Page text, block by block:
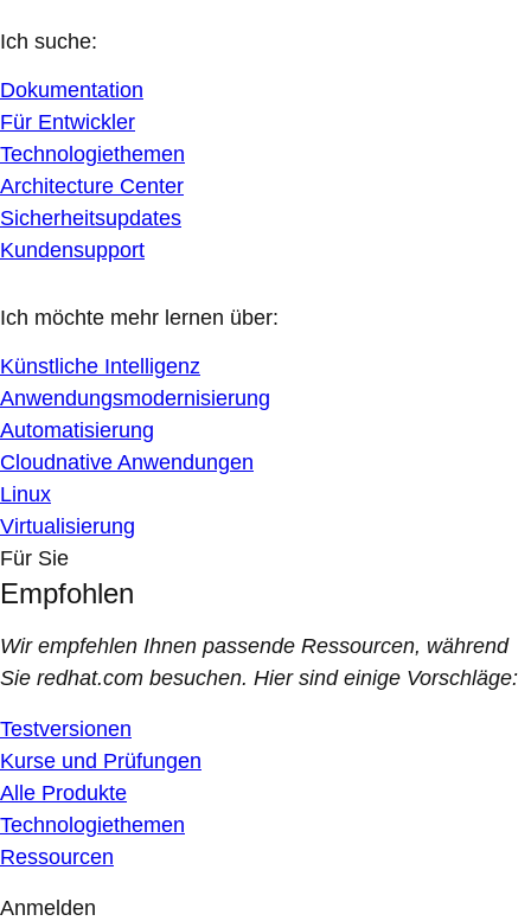
Ich suche:
Dokumentation
Für Entwickler
Technologiethemen
Architecture Center
Sicherheitsupdates
Kundensupport
Ich möchte mehr lernen über:
Künstliche Intelligenz
Anwendungsmodernisierung
Automatisierung
Cloudnative Anwendungen
Linux
Virtualisierung
Für Sie
Empfohlen
Wir empfehlen Ihnen passende Ressourcen, während
Sie redhat.com besuchen. Hier sind einige Vorschläge:
Testversionen
Kurse und Prüfungen
Alle Produkte
Technologiethemen
Ressourcen
Anmelden